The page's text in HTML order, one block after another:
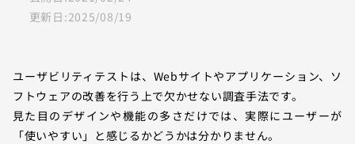
更新日:2025/08/19
ユーザビリティテストは、Webサイトやアプリケーション、ソ
フトウェアの改善を行う上で欠かせない調査手法です。
見た目のデザインや機能の多さだけでは、実際にユーザーが
「使いやすい」と感じるかどうかは分かりません。